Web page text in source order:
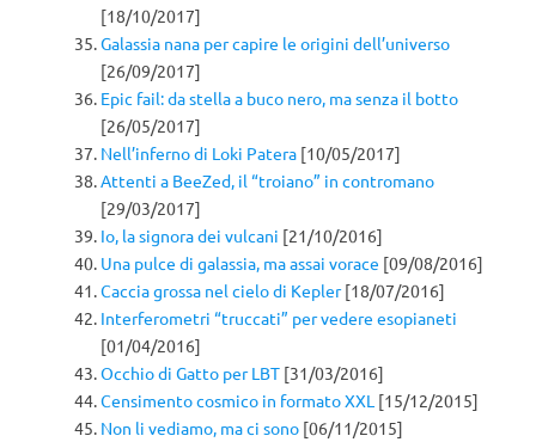
[18/10/2017]
Galassia nana per capire le origini dell’universo
[26/09/2017]
Epic fail: da stella a buco nero, ma senza il botto
[26/05/2017]
Nell’inferno di Loki Patera [10/05/2017]
Attenti a BeeZed, il “troiano” in contromano
[29/03/2017]
Io, la signora dei vulcani [21/10/2016]
Una pulce di galassia, ma assai vorace [09/08/2016]
Caccia grossa nel cielo di Kepler[18/07/2016]
Interferometri “truccati” per vedere esopianeti
[01/04/2016]
Occhio di Gatto per LBT [31/03/2016]
Censimento cosmico in formato XXL [15/12/2015]
Non li vediamo, ma ci sono [06/11/2015]